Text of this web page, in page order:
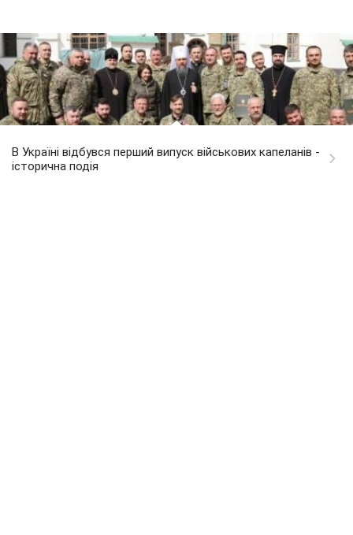
В Україні відбувся перший випуск військових капеланів -
історична подія